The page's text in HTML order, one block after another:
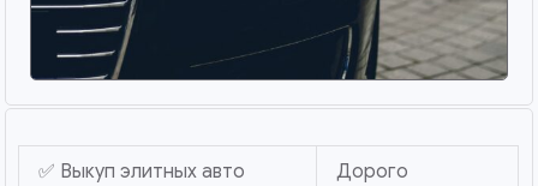
✅ Выкуп элитных авто Дорого